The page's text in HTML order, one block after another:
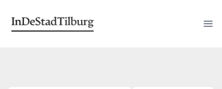
indestadtilburg.nl